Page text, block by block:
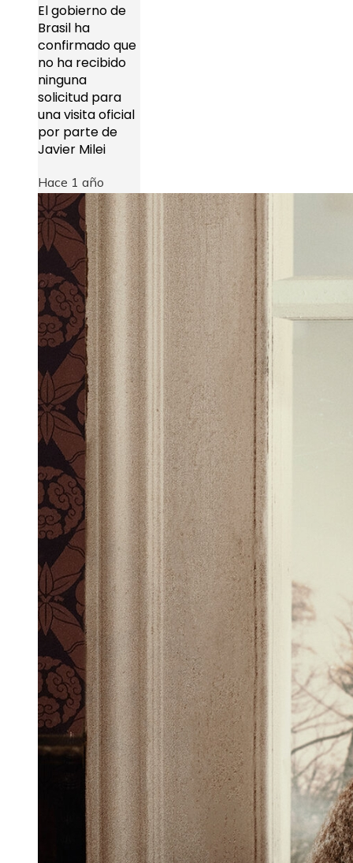
El gobierno de
Brasil ha
confirmado que
no ha recibido
ninguna
solicitud para
una visita oficial
por parte de
Javier Milei
Hace 1 año